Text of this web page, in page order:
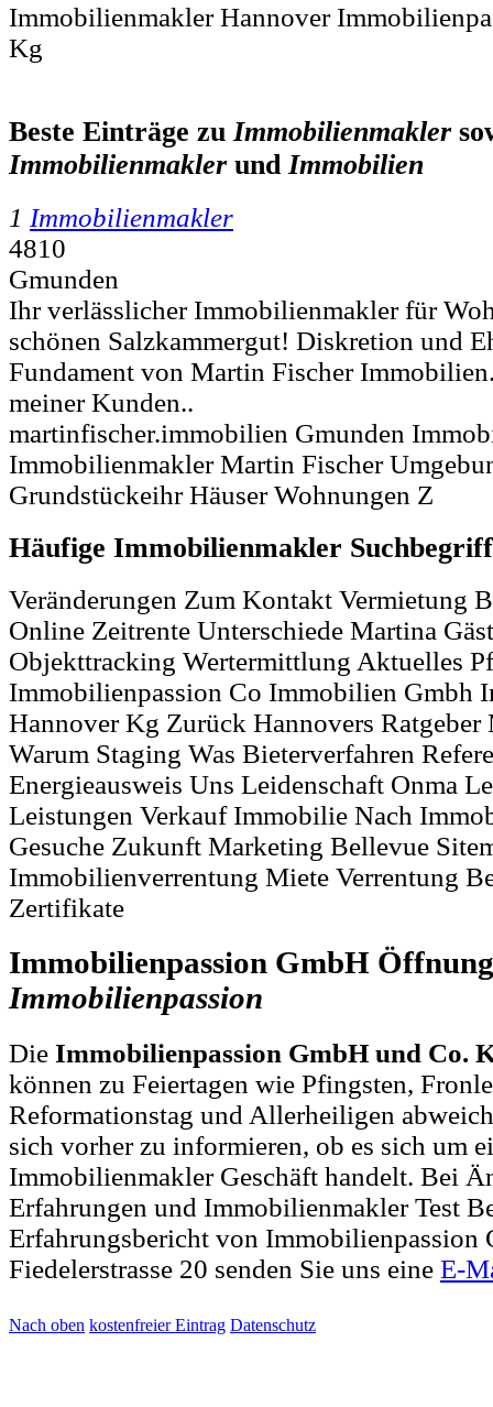
Immobilienmakler Hannover
Kg
Beste Einträge zuImmobilienmakler
ImmobilienmaklerundImmobilien
1 Immobilienmakler
4810
Gmunden
Ihr verlässlicher Immobilienmakler für
schönen Salzkammergut! Diskretion und
Fundament von Martin Fischer
meiner Kunden..
martinfischer.immobilien Gmunden
Immobilienmakler Martin Fischer
Grundstückeihr Häuser Wohnungen Z
Häufige Immobilienmakler
Veränderungen Zum Kontakt Vermietung
Online Zeitrente Unterschiede Martina
Objekttracking Wertermittlung Aktuelles
Immobilienpassion Co Immobilien Gmbh
Hannover Kg Zurück Hannovers Ratgeber
Warum Staging Was Bieterverfahren
Energieausweis Uns Leidenschaft Onma
Leistungen Verkauf Immobilie Nach
Gesuche Zukunft Marketing Bellevue
Immobilienverrentung Miete Verrentung
Zertifikate
Immobilienpassion GmbH
Immobilienpassion
Die Immobilienpassion GmbH und Co.
können zu Feiertagen wie Pfingsten,
Reformationstag und Allerheiligen
sich vorher zu informieren, ob es sich um
Immobilienmakler Geschäft handelt. Bei
Erfahrungen und Immobilienmakler Test
Erfahrungsbericht von Immobilienpassion
Fiedelerstrasse 20 senden Sie uns eine E-
Nach oben kostenfreier Eintrag Datenschutz